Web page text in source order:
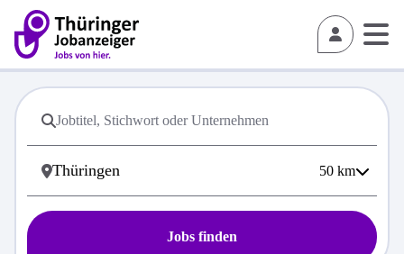
50 km
Jobs finden